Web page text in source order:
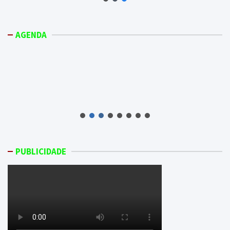
AGENDA
PUBLICIDADE